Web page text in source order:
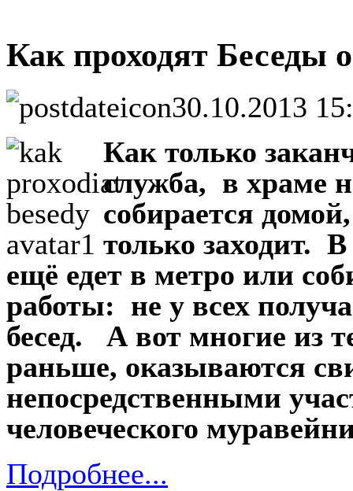
Как проходят Беседы
30.10.2013
Как только
служба, в храме
собирается
только заходит.
ещё едет в метро или
работы: не у всех
бесед. А вот многие из
раньше, оказываются
непосредственными
человеческого
Подробнее...